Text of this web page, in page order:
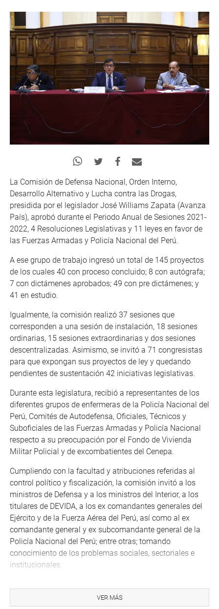
La Comisión de Defensa Nacional, Orden Interno,
Desarrollo Alternativo y Lucha contra las Drogas,
presidida por el legislador José Williams Zapata (Avanza
País), aprobó durante el Periodo Anual de Sesiones 2021-
2022, 4 Resoluciones Legislativas y 11 leyes en favor de
las Fuerzas Armadas y Policía Nacional del Perú.
A ese grupo de trabajo ingresó un total de 145 proyectos
de los cuales 40 con proceso concluido; 8 con autógrafa;
7 con dictámenes aprobados; 49 con pre dictámenes; y
41 en estudio.
Igualmente, la comisión realizó 37 sesiones que
corresponden a una sesión de instalación, 18 sesiones
ordinarias, 15 sesiones extraordinarias y dos sesiones
descentralizadas. Asimismo, se invitó a 71 congresistas
para que expongan sus proyectos de ley y quedando
pendientes de sustentación 42 iniciativas legislativas.
Durante esta legislatura, recibió a representantes de los
diferentes grupos de enfermeras de la Policía Nacional del
Perú, Comités de Autodefensa, Oficiales, Técnicos y
Suboficiales de las Fuerzas Armadas y Policía Nacional
respecto a su preocupación por el Fondo de Vivienda
Militar Policial y de excombatientes del Cenepa.
Cumpliendo con la facultad y atribuciones referidas al
control político y fiscalización, la comisión invitó a los
ministros de Defensa y a los ministros del Interior, a los
titulares de DEVIDA, a los ex comandantes generales del
Ejército y de la Fuerza Aérea del Perú, así como al ex
comandante general y ex subcomandante general de la
Policía Nacional del Perú; entre otras; tomando
conocimiento de los problemas sociales, sectoriales e
institucionales.
de las iniciativas legislativas sobre el personal de la
VER MÁS